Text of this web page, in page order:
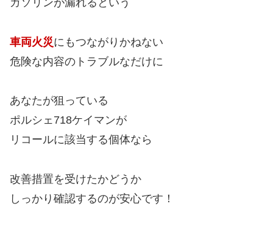
ガソリンが漏れるという
車両火災にもつながりかねない
危険な内容のトラブルなだけに
あなたが狙っている
ポルシェ718ケイマンが
リコールに該当する個体なら
改善措置を受けたかどうか
しっかり確認するのが安心です！